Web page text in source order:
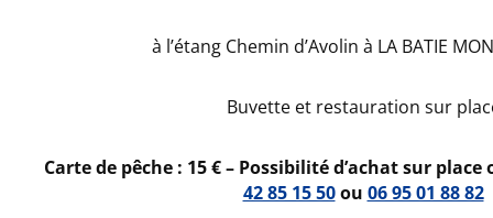
à l’étang Chemin d’Avolin à LA BATIE
Buvette et restauration sur
Carte de pêche : 15 € – Possibilité d’achat sur
42 85 15 50ou 06 95 01 88 82